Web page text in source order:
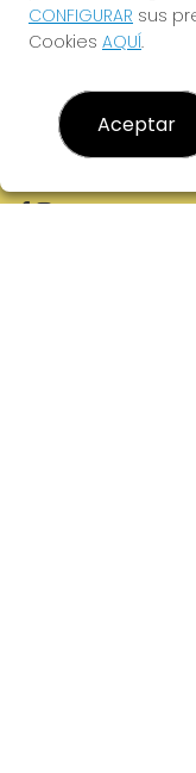
Contacto
Empresas
Registro
CONFIGURAR sus
Cookies AQUÍ.
Aceptar